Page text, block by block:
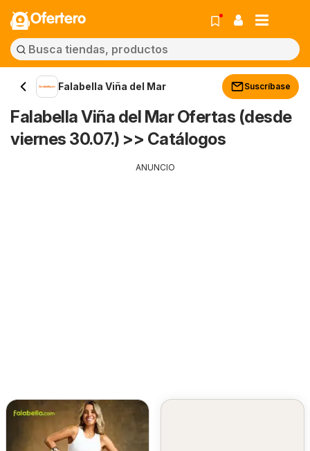
Ofertero
Falabella Viña del Mar Suscríbase
Falabella Viña del Mar Ofertas (desde
viernes 30.07.) >> Catálogos
ANUNCIO